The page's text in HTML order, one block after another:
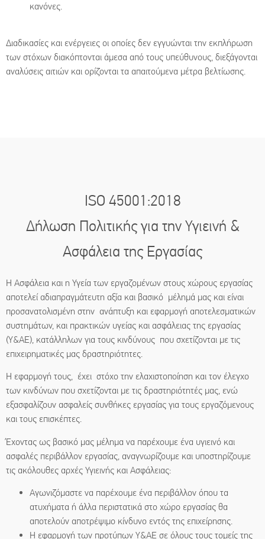
κανόνες.
Διαδικασίες και ενέργειες οι οποίες δεν εγγυώνται την εκπλήρωση
των στόχων διακόπτονται άμεσα από τους υπεύθυνους, διεξάγονται
αναλύσεις αιτιών και ορίζονται τα απαιτούμενα μέτρα βελτίωσης.
ISO 45001:2018
Δήλωση Πολιτικής για την Υγιεινή &
Ασφάλεια της Εργασίας
Η Ασφάλεια και η Υγεία των εργαζομένων στους χώρους εργασίας
αποτελεί αδιαπραγμάτευτη αξία και βασικό μέλημά μας και είναι
προσανατολισμένη στην ανάπτυξη και εφαρμογή αποτελεσματικών
συστημάτων, και πρακτικών υγείας και ασφάλειας της εργασίας
(Υ&AE), κατάλληλων για τους κινδύνους που σχετίζονται με τις
επιχειρηματικές μας δραστηριότητες.
Η εφαρμογή τους, έχει στόχο την ελαχιστοποίηση και τον έλεγχο
των κινδύνων που σχετίζονται με τις δραστηριότητές μας, ενώ
εξασφαλίζουν ασφαλείς συνθήκες εργασίας για τους εργαζόμενους
και τους επισκέπτες.
Έχοντας ως βασικό μας μέλημα να παρέχουμε ένα υγιεινό και
ασφαλές περιβάλλον εργασίας, αναγνωρίζουμε και υποστηρίζουμε
τις ακόλουθες αρχές Υγιεινής και Ασφάλειας:
Αγωνιζόμαστε να παρέχουμε ένα περιβάλλον όπου τα
ατυχήματα ή άλλα περιστατικά στο χώρο εργασίας θα
αποτελούν αποτρέψιμο κίνδυνο εντός της επιχείρησης.
Η εφαρμογή των προτύπων Y&AE σε όλους τους τομείς της